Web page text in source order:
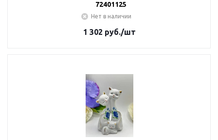
72401125
Нет в наличии
1 302 руб./шт